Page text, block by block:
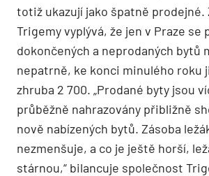
totiž ukazují jako špatně prodejné.
Trigemy vyplývá, že jen v Praze se
dokončených a neprodaných bytů
nepatrně, ke konci minulého roku
zhruba 2 700. „Prodané byty jsou
průběžně nahrazovány přibližně
nově nabízených bytů. Zásoba
nezmenšuje, a co je ještě horší,
stárnou,“ bilancuje společnost